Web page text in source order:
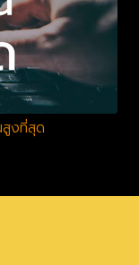
สูงที่สุด